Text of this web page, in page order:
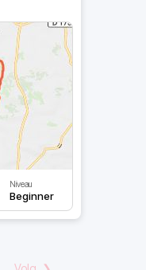
Niveau
Beginner